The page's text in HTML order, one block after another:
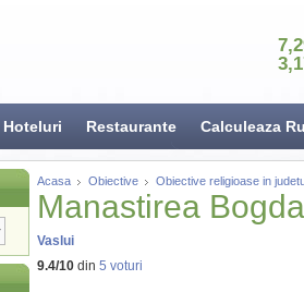
Hoteluri Restaurante Calculeaza
Acasa Obiective Obiective religioase in
Manastirea
Vaslui
9.4/10 din 5 voturi